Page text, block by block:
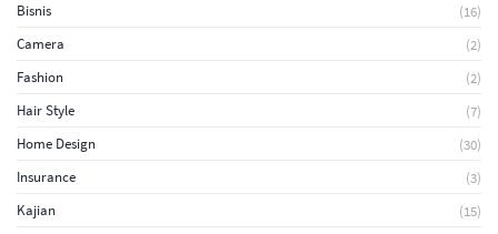
Bisnis
(16)
Camera
(2)
Fashion
(2)
Hair Style
(7)
Home Design
(30)
Insurance
(3)
Kajian
(15)